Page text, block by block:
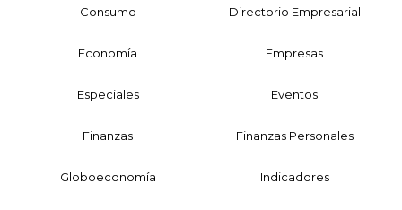
Consumo Directorio Empresarial
Economía Empresas
Especiales Eventos
Finanzas Finanzas Personales
Globoeconomía Indicadores